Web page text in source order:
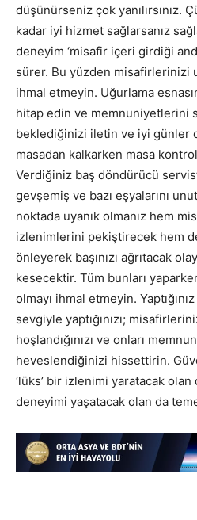
düşünürseniz çok yanılırsınız.
kadar iyi hizmet sağlarsanız
deneyim ‘misafir içeri girdiği
sürer. Bu yüzden misafirlerinizi
ihmal etmeyin. Uğurlama
hitap edin ve memnuniyetlerini
beklediğinizi iletin ve iyi günler
masadan kalkarken masa
Verdiğiniz baş döndürücü
gevşemiş ve bazı eşyalarını
noktada uyanık olmanız hem
izlenimlerini pekiştirecek hem de
önleyerek başınızı ağrıtacak
kesecektir. Tüm bunları
olmayı ihmal etmeyin.
sevgiyle yaptığınızı;
hoşlandığınızı ve onları
heveslendiğinizi hissettirin.
‘lüks’ bir izlenimi yaratacak
deneyimi yaşatacak olan da